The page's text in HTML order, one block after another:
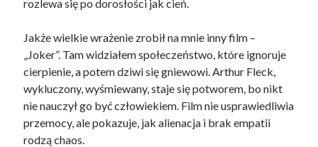
rozlewa się po dorosłości jak cień.
Jakże wielkie wrażenie zrobił na mnie inny film –
„Joker”. Tam widziałem społeczeństwo, które ignoruje
cierpienie, a potem dziwi się gniewowi. Arthur Fleck,
wykluczony, wyśmiewany, staje się potworem, bo nikt
nie nauczył go być człowiekiem. Film nie usprawiedliwia
przemocy, ale pokazuje, jak alienacja i brak empatii
rodzą chaos.